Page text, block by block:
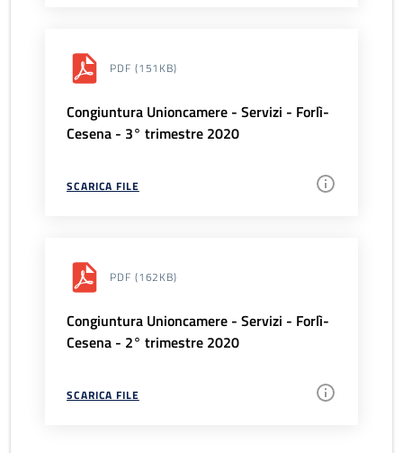
PDF (151KB)
Congiuntura Unioncamere - Servizi - Forlì-
Cesena - 3° trimestre 2020
SCARICA FILE
PDF (162KB)
Congiuntura Unioncamere - Servizi - Forlì-
Cesena - 2° trimestre 2020
SCARICA FILE